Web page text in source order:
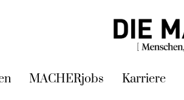
MACHERjobs Karriere